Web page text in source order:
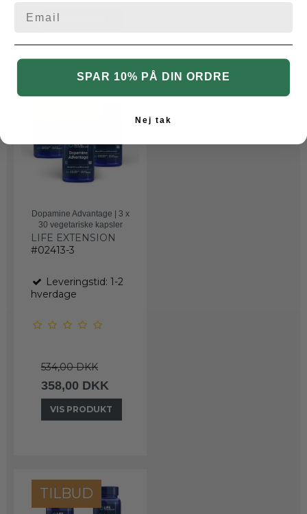
VIS PRODUKT
Dopamine Advantage | 3 x
30 vegetariske kapsler
LIFE EXTENSION
#02413-3
Leveringstid: 1-2
hverdage
534,00 DKK
358,00 DKK
VIS PRODUKT
TILBUD
SPAR 10% PÅ DIN ORDRE
Nej tak